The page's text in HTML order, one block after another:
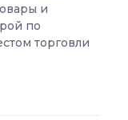
и
по
торговли